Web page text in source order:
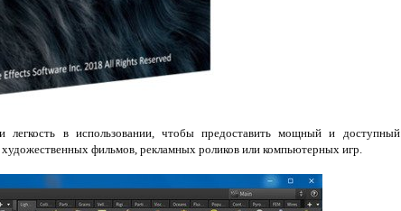
легкость в использовании, чтобы предоставить мощный и доступный
фильмов, рекламных роликов или компьютерных игр.